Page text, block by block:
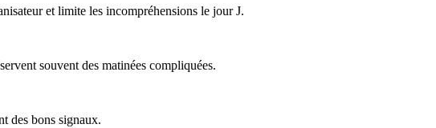
et limite les incompréhensions le jour J.
souvent des matinées compliquées.
des bons signaux.